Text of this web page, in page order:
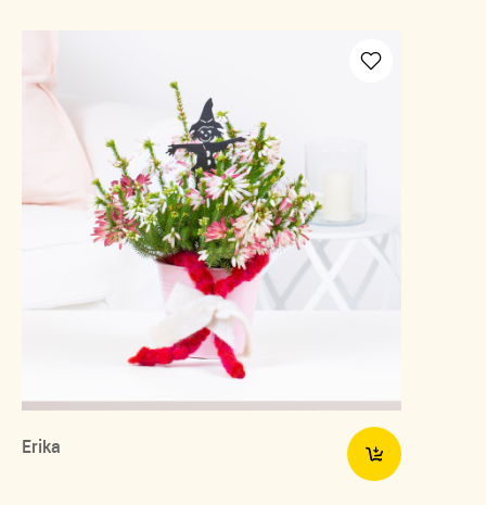
Erika